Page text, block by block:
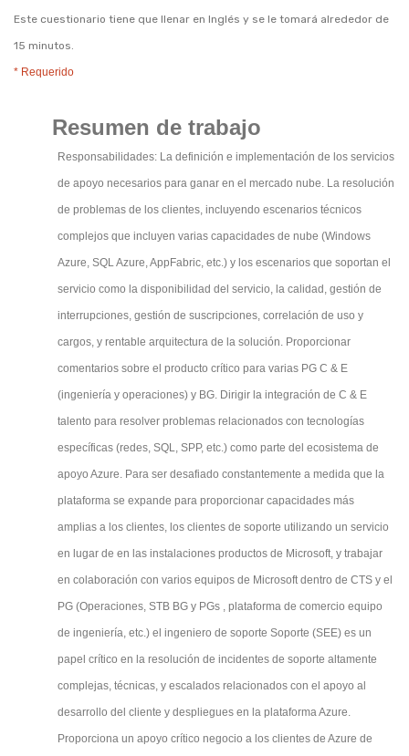
Este cuestionario tiene que llenar en Inglés y se le tomará alrededor de
15 minutos.
* Requerido
Resumen de trabajo
Responsabilidades: La definición e implementación de los servicios
de apoyo necesarios para ganar en el mercado nube. La resolución
de problemas de los clientes, incluyendo escenarios técnicos
complejos que incluyen varias capacidades de nube (Windows
Azure, SQL Azure, AppFabric, etc.) y los escenarios que soportan el
servicio como la disponibilidad del servicio, la calidad, gestión de
interrupciones, gestión de suscripciones, correlación de uso y
cargos, y rentable arquitectura de la solución. Proporcionar
comentarios sobre el producto crítico para varias PG C & E
(ingeniería y operaciones) y BG. Dirigir la integración de C & E
talento para resolver problemas relacionados con tecnologías
específicas (redes, SQL, SPP, etc.) como parte del ecosistema de
apoyo Azure. Para ser desafiado constantemente a medida que la
plataforma se expande para proporcionar capacidades más
amplias a los clientes, los clientes de soporte utilizando un servicio
en lugar de en las instalaciones productos de Microsoft, y trabajar
en colaboración con varios equipos de Microsoft dentro de CTS y el
PG (Operaciones, STB BG y PGs , plataforma de comercio equipo
de ingeniería, etc.) el ingeniero de soporte Soporte (SEE) es un
papel crítico en la resolución de incidentes de soporte altamente
complejas, técnicas, y escalados relacionados con el apoyo al
desarrollo del cliente y despliegues en la plataforma Azure.
Proporciona un apoyo crítico negocio a los clientes de Azure de